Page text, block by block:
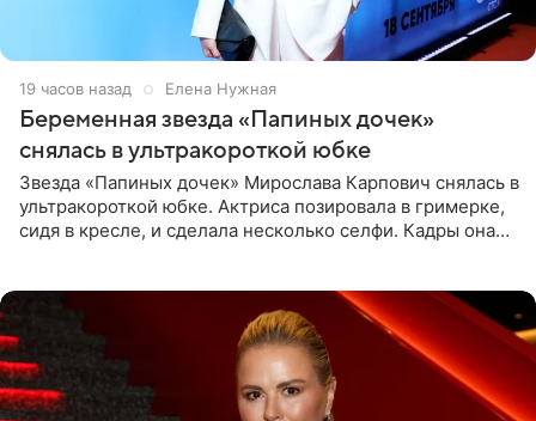
19 часов назад Елена Нужная
Беременная звезда «Папиных дочек»
снялась в ультракороткой юбке
Звезда «Папиных дочек» Мирослава Карпович снялась в
ультракороткой юбке. Актриса позировала в гримерке,
сидя в кресле, и сделала несколько селфи. Кадры она